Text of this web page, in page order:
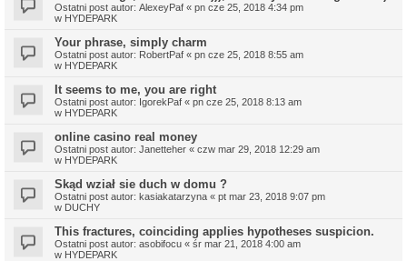
Ostatni post autor: AlexeyPaf « pn cze 25, 2018 4:34 pm
w HYDEPARK
Your phrase, simply charm
Ostatni post autor: RobertPaf « pn cze 25, 2018 8:55 am
w HYDEPARK
It seems to me, you are right
Ostatni post autor: IgorekPaf « pn cze 25, 2018 8:13 am
w HYDEPARK
online casino real money
Ostatni post autor: Janetteher « czw mar 29, 2018 12:29 am
w HYDEPARK
Skąd wział sie duch w domu ?
Ostatni post autor: kasiakatarzyna « pt mar 23, 2018 9:07 pm
w DUCHY
This fractures, coinciding applies hypotheses suspicion.
Ostatni post autor: asobifocu « śr mar 21, 2018 4:00 am
w HYDEPARK